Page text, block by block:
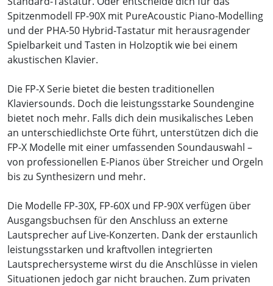
Spitzenmodell FP-90X mit PureAcoustic Piano-Modelling
und der PHA-50 Hybrid-Tastatur mit herausragender
Spielbarkeit und Tasten in Holzoptik wie bei einem
akustischen Klavier.
Die FP-X Serie bietet die besten traditionellen
Klaviersounds. Doch die leistungsstarke Soundengine
bietet noch mehr. Falls dich dein musikalisches Leben
an unterschiedlichste Orte führt, unterstützen dich die
FP-X Modelle mit einer umfassenden Soundauswahl –
von professionellen E-Pianos über Streicher und Orgeln
bis zu Synthesizern und mehr.
Die Modelle FP-30X, FP-60X und FP-90X verfügen über
Ausgangsbuchsen für den Anschluss an externe
Lautsprecher auf Live-Konzerten. Dank der erstaunlich
leistungsstarken und kraftvollen integrierten
Lautsprechersysteme wirst du die Anschlüsse in vielen
Situationen jedoch gar nicht brauchen. Zum privaten